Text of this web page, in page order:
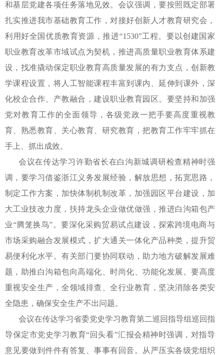
和基层党建各项任务落地见效。会议强调，要按照既定部署
扎实推进我市基础教育工作，对接好创新人才教育研究会，
利用好全国优质教育资源，推进“1530”工程。要以创建国家
职业教育改革市域试点为契机，推进高质量职业教育体系建
设，找准撬动保定职业教育高质量发展的有力支点，创新教
学课程设置，将人工智能课程丰富到课内、延伸到课外，深
化校企合作、产教融合，建设职业教育园区。要坚持和加强
党对教育工作的全面领导，各级党政一把手要高度重视教
育、熟悉教育、关心教育、研究教育，把教育工作牢牢抓在
手上、抓出成效。
会议在传达学习许勤省长在白沟新城调研检查精神时强
调，要学习借鉴浙江义务发展经验，解放思想，拓宽思路，
制定工作方案，加快体制机制改革，加强园区平台建设，加
大工业技改力度，扶持龙头企业做优做强，推进白沟箱包产
业“腾笼换鸟”。要深化采购贸易试点建设，探索跨境电商与
市场采购融合发展模式，扩大通关一体化产品种类，提升贸
易便利化水平。有关部门要协同联动，助力地方破解发展难
题，助推白沟箱包向高端化、时尚化、功能化发展。要高度
重视安全生产，全领域排查、全行业教育，坚决消除各类安
全隐患，确保安全生产不出问题。
会议在传达学习省委党史学习教育第二巡回指导组巡回指
导保定市党史学习教育“回头看”汇报会精神时强调，对指导
意见要做到件件有答复、事事有回音。从严压实各级党组织